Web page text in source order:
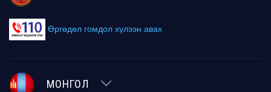
Өргөдөл гомдол хүлээн авах
МОНГОЛ